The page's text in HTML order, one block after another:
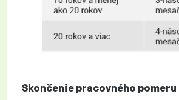
Skončenie pracovného